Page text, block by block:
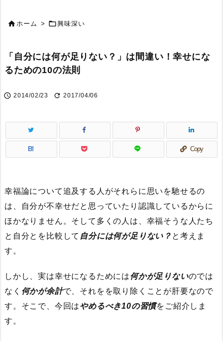
ホーム > 興味深い
「自分には何が足りない？」は間違い！幸せにな
るための10の法則
 2014/02/23  2017/04/06
B! Copy
幸福論について追及する人がそれらに思いを馳せるの
は、自分が不幸せだと思っていたり認識しているからに
ほかなりません。そして多くの人は、幸福そうな人たち
と自分とを比較して 自分には何が足りない？ と考えま
す。
しかし、実は幸せになるためには何かが足りないのでは
なく 何かが余計で、それをを取り除くことが肝要なので
す。そこで、今回はやめるべき10の習慣をご紹介しま
す。